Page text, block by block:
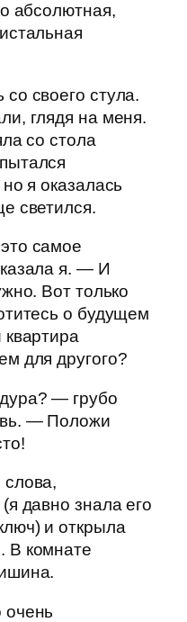
абсолютная,
своего стула.
глядя на меня.
со стола
я оказалась
светился.
самое
я. — И
Вот только
о будущем
квартира
для другого?
— грубо
— Положи
давно знала его
и открыла
В комнате